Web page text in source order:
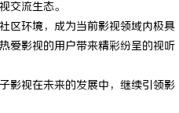
交流生态。
区环境，成为当前影视领域内极具
爱影视的用户带来精彩纷呈的视听
影视在未来的发展中，继续引领影